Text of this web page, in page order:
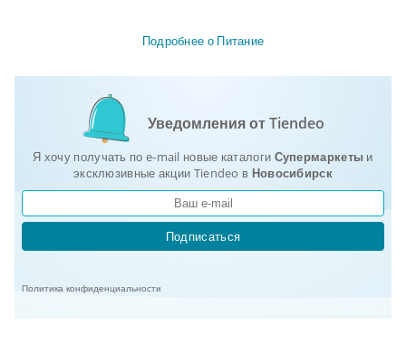
Подробнее о Питание
Уведомления от Tiendeo
Я хочу получать по e-mail новые каталоги Супермаркеты и
эксклюзивные акции Tiendeo в Новосибирск
Подписаться
Политика конфиденциальности